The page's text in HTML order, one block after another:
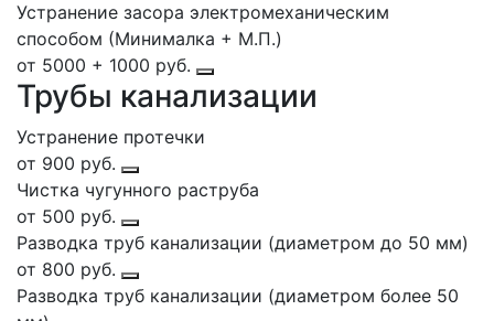
Устранение засора электромеханическим
способом (Минималка + М.П.)
от 5000 + 1000 руб.
Трубы канализации
Устранение протечки
от 900 руб.
Чистка чугунного раструба
от 500 руб.
Разводка труб канализации (диаметром до 50 мм)
от 800 руб.
Разводка труб канализации (диаметром более 50